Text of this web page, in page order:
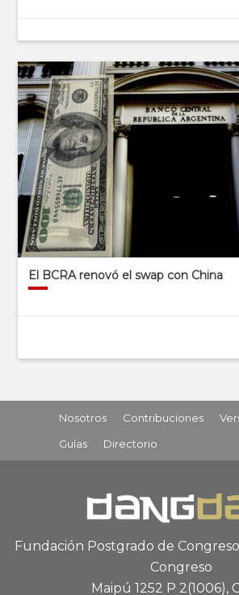
El BCRA renovó el swap con China
Nosotros Contribuciones
Guías
Directorio
Fundación Postgrado de
Congreso
Maipú 1252 P 2(1006),